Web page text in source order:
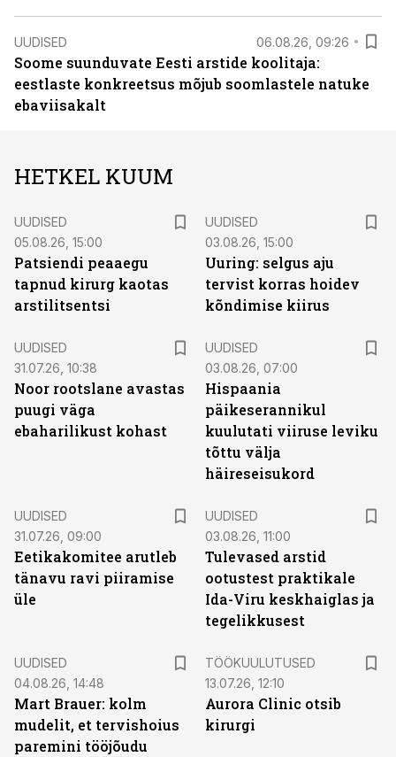
UUDISED 06.08.26, 09:26
Soome suunduvate Eesti arstide koolitaja:
eestlaste konkreetsus mõjub soomlastele natuke
ebaviisakalt
HETKEL KUUM
UUDISED
05.08.26, 15:00
Patsiendi peaaegu
tapnud kirurg kaotas
arstilitsentsi
UUDISED
03.08.26, 15:00
Uuring: selgus aju
tervist korras hoidev
kõndimise kiirus
UUDISED
31.07.26, 10:38
Noor rootslane avastas
puugi väga
ebaharilikust kohast
UUDISED
03.08.26, 07:00
Hispaania
päikeserannikul
kuulutati viiruse leviku
tõttu välja
häireseisukord
UUDISED
31.07.26, 09:00
Eetikakomitee arutleb
tänavu ravi piiramise
üle
UUDISED
03.08.26, 11:00
Tulevased arstid
ootustest praktikale
Ida-Viru keskhaiglas ja
tegelikkusest
UUDISED
04.08.26, 14:48
Mart Brauer: kolm
mudelit, et tervishoius
paremini tööjõudu
TÖÖKUULUTUSED
13.07.26, 12:10
Aurora Clinic otsib
kirurgi